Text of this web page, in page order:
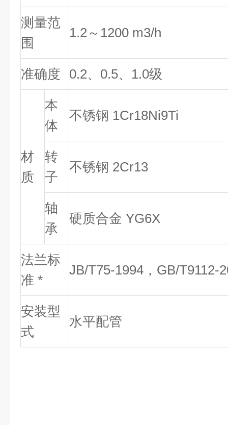
测量范
围
1.2～1200 m3/h
准确度 0.2、0.5、1.0级
材
质
本
体
不锈钢 1Cr18Ni9Ti
转
子
不锈钢 2Cr13
轴
承
硬质合金 YG6X
法兰标
准 *
JB/T75-1994 ，GB/T9112-
安装型
式
水平配管